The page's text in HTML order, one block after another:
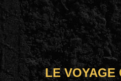
LE VOYAGE